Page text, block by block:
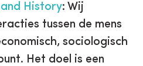
History: Wij
tussen de mens
sociologisch
Het doel is een